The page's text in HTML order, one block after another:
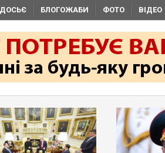
ДОСЬЄ БЛОГОЖАБИ ФОТО ВІДЕО